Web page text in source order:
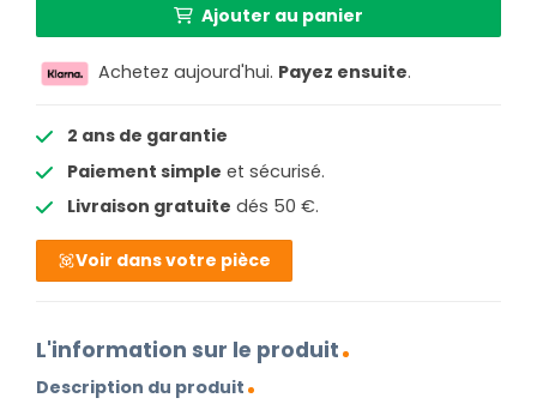
Ajouter au panier
Achetez aujourd'hui. Payez ensuite.
2 ans de garantie
Paiement simple et sécurisé.
Livraison gratuite dés 50 €.
Voir dans votre pièce
L'information sur le produit
Description du produit